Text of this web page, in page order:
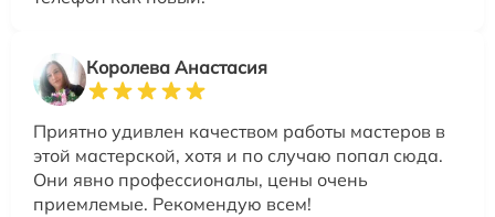
Королева Анастасия
Приятно удивлен качеством работы мастеров в
этой мастерской, хотя и по случаю попал сюда.
Они явно профессионалы, цены очень
приемлемые. Рекомендую всем!